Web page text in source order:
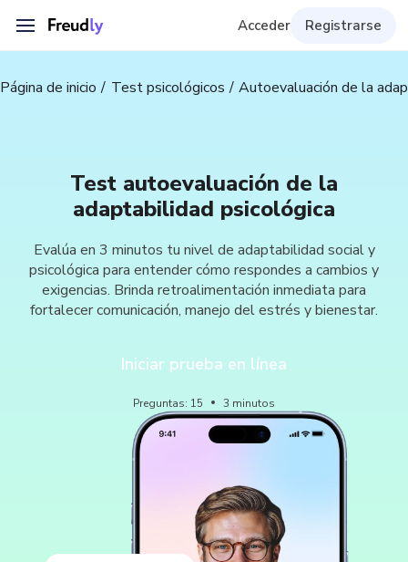
Acceder Registrarse
Página de inicio Test psicológicos Autoevaluación de la
Test autoevaluación de la
adaptabilidad psicológica
Evalúa en 3 minutos tu nivel de adaptabilidad social y
psicológica para entender cómo respondes a cambios y
exigencias. Brinda retroalimentación inmediata para
fortalecer comunicación, manejo del estrés y bienestar.
Iniciar prueba en línea
Preguntas: 15 3 minutos